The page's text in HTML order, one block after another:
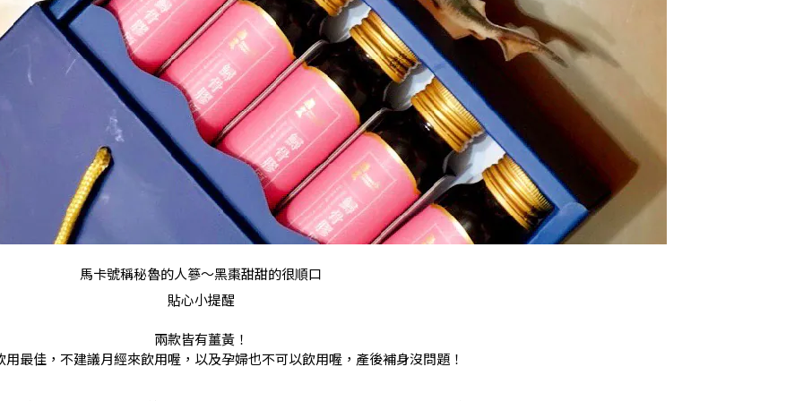
馬卡號稱秘魯的人篸～黑棗甜甜的很順口
貼心小提醒
兩款皆有薑黃！
用最佳，不建議月經來飲用喔，以及孕婦也不可以飲用喔，產後補身沒問題！